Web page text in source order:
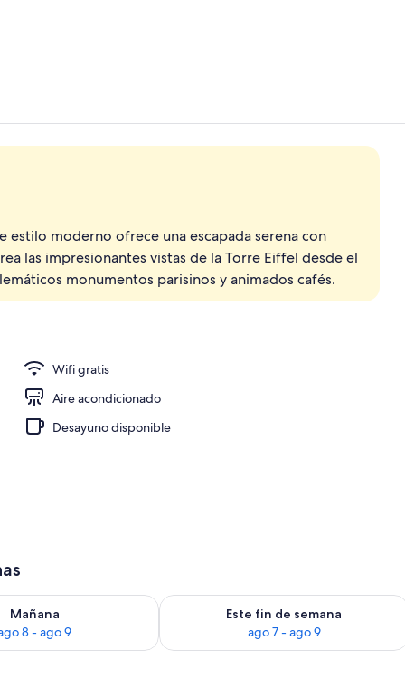
Habitación
moderno ofrece una escapada serena con
las impresionantes vistas de la Torre Eiffel desde el
monumentos parisinos y animados cafés.
Wifi gratis
Aire acondicionado
Desayuno disponible
8
Mañana
8 - ago 9
para mañana, ago 8 - ago 9
Este fin de semana
ago 7 - ago 9
Consulta la disponibilidad para este